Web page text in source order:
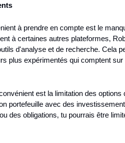
à prendre en compte est le
à certaines autres plateformes,
d'analyse et de recherche. Cela
plus expérimentés qui comptent
est la limitation des
portefeuille avec des
des obligations, tu pourrais être